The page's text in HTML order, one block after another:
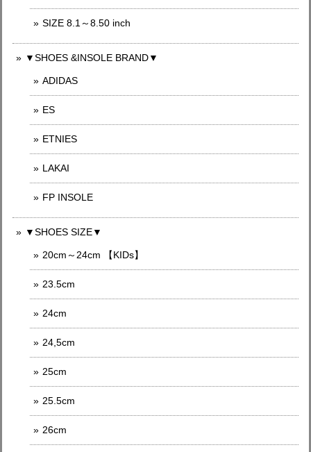
SIZE 8.1～8.50 inch
▼SHOES &INSOLE BRAND▼
ADIDAS
ES
ETNIES
LAKAI
FP INSOLE
▼SHOES SIZE▼
20cm～24cm 【KIDs】
23.5cm
24cm
24,5cm
25cm
25.5cm
26cm